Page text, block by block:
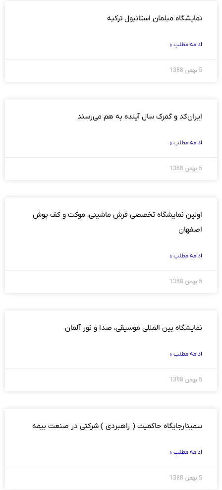
نمایشگاه مبلمان استانبول ترکیه
ادامه مطلب »
5 بهمن 1388
ايران‌کد و گمرک سال آينده به هم می‌رسند
ادامه مطلب »
5 بهمن 1388
اولین نمایشگاه ‏تخصصی فرش ماشینی، موکت و کف پوش
اصفهان
ادامه مطلب »
5 بهمن 1388
نمایشگاه بین المللی موسیقی، صدا و نور آلمان
ادامه مطلب »
5 بهمن 1388
سمینارجایگاه حاکمیت ( راهبردی ) شرکتی در صنعت بیمه
ادامه مطلب »
5 بهمن 1388